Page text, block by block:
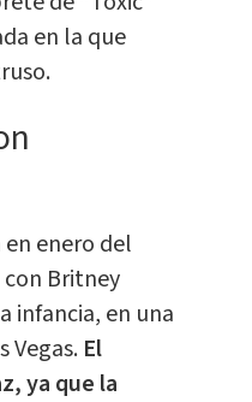
en la que
enero del
con Britney
infancia, en una
Vegas. El
ya que la